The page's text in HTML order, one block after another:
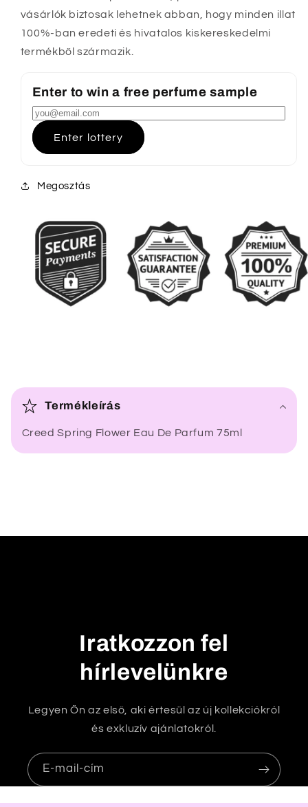
vásárlók biztosak lehetnek abban, hogy minden illat
100%-ban eredeti és hivatalos kiskereskedelmi
termékből származik.
Enter to win a free perfume sample
Enter lottery
Megosztás
s
e
k
Termékleírás
Creed Spring Flower Eau De Parfum 75ml
Iratkozzon fel
hírlevelünkre
Legyen Ön az első, aki értesül az új kollekciókról
és exkluzív ajánlatokról.
E-mail-cím